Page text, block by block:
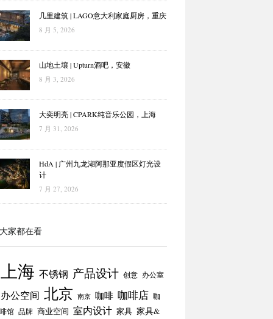
几里建筑 | LAGO意大利家庭厨房，重庆
8 月 5, 2026
山地土壤 | Upturn酒吧，安徽
8 月 3, 2026
大奕明亮 | CPARK纯音乐公园，上海
7 月 31, 2026
HdA | 广州九龙湖阿那亚度假区灯光设
计
7 月 27, 2026
家都在看
上海 不锈钢 产品设计 创意 办公室
办公空间 北京 南京 咖啡 咖啡店 咖
馆 品牌 商业空间 室内设计 家具 家具&